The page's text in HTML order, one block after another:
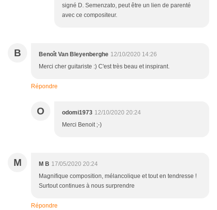
signé D. Semenzato, peut être un lien de parenté
avec ce compositeur.
B Benoît Van Bleyenberghe 12/10/2020 14:26
Merci cher guitariste :) C'est très beau et inspirant.
Répondre
O odomi1973 12/10/2020 20:24
Merci Benoit ;-)
M M B 17/05/2020 20:24
Magnifique composition, mélancolique et tout en tendresse !
Surtout continues à nous surprendre
Répondre